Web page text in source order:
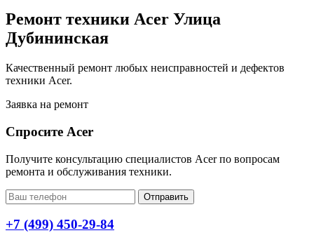
Ремонт техники Acer Улица
Дубининская
Качественный ремонт любых неисправностей и дефектов
техники Acer.
Заявка на ремонт
Спросите Acer
Получите консультацию специалистов Acer по вопросам
ремонта и обслуживания техники.
Отправить
+7 (499) 450-29-84